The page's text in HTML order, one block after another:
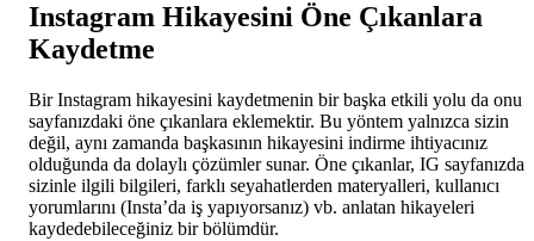
Instagram Hikayesini Öne Çıkanlara
Kaydetme
Bir Instagram hikayesini kaydetmenin bir başka etkili yolu da onu
sayfanızdaki öne çıkanlara eklemektir. Bu yöntem yalnızca sizin
değil, aynı zamanda başkasının hikayesini indirme ihtiyacınız
olduğunda da dolaylı çözümler sunar. Öne çıkanlar, IG sayfanızda
sizinle ilgili bilgileri, farklı seyahatlerden materyalleri, kullanıcı
yorumlarını (Insta’da iş yapıyorsanız) vb. anlatan hikayeleri
kaydedebileceğiniz bir bölümdür.